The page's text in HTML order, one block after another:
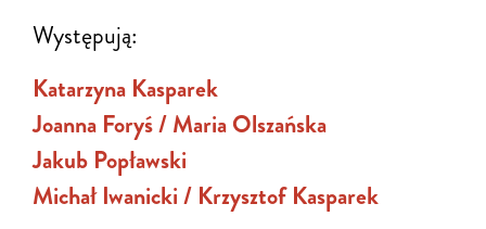
Występują:
Katarzyna Kasparek
Joanna Foryś / Maria Olszańska
Jakub Popławski
Michał Iwanicki / Krzysztof Kasparek